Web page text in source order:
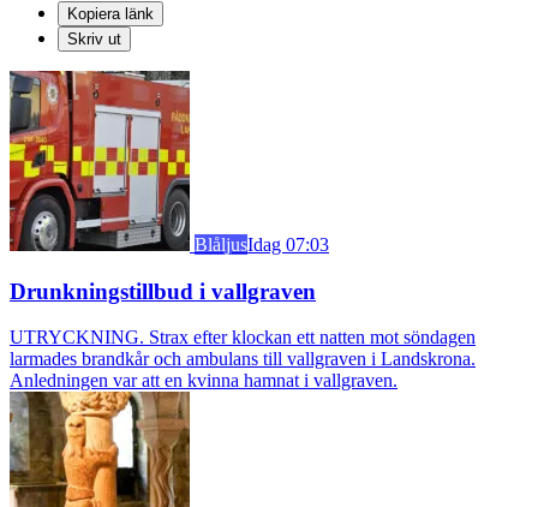
Kopiera länk
Skriv ut
BlåljusIdag 07:03
Drunkningstillbud i vallgraven
UTRYCKNING. Strax efter klockan ett natten mot söndagen
larmades brandkår och ambulans till vallgraven i Landskrona.
Anledningen var att en kvinna hamnat i vallgraven.